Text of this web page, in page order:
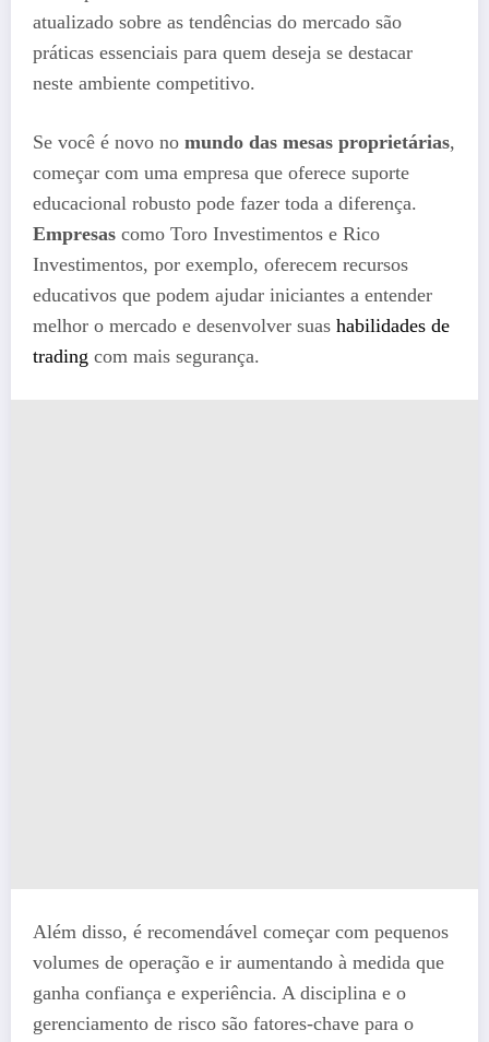
atualizado sobre as tendências do mercado são
práticas essenciais para quem deseja se destacar
neste ambiente competitivo.
Se você é novo no mundo das mesas proprietárias,
começar com uma empresa que oferece suporte
educacional robusto pode fazer toda a diferença.
Empresas como Toro Investimentos e Rico
Investimentos, por exemplo, oferecem recursos
educativos que podem ajudar iniciantes a entender
melhor o mercado e desenvolver suas habilidades de
trading com mais segurança.
Além disso, é recomendável começar com pequenos
volumes de operação e ir aumentando à medida que
ganha confiança e experiência. A disciplina e o
gerenciamento de risco são fatores-chave para o